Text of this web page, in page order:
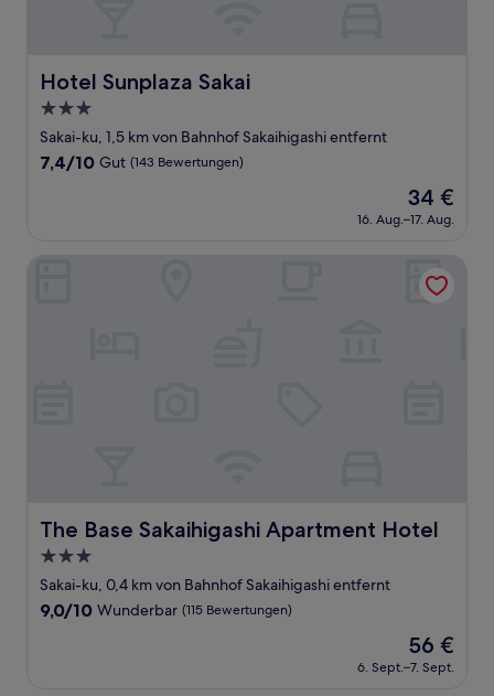
Hotel Sunplaza Sakai
Hotel Sunplaza Sakai
3.0-
Sterne-
Unterkunft
Sakai-ku, 1,5 km von Bahnhof Sakaihigashi entfernt
7.4
Bewertungen)
7,4/10 Gut (143 Bewertungen)
Der
Preis
beträgt
34 €
16. Aug.–17. Aug.
The Base Sakaihigashi Apartment Hotel
The Base Sakaihigashi Apartment Hotel
3.0-
Sterne-
Unterkunft
Sakai-ku, 0,4 km von Bahnhof Sakaihigashi entfernt
9.0
9,0/10 Wunderbar (115 Bewertungen)
Der
Preis
beträgt
56 €
6. Sept.–7. Sept.